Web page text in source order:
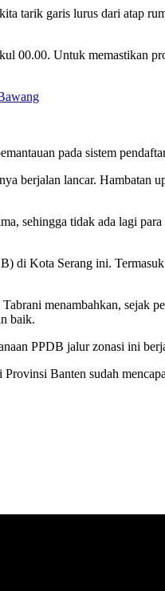
garis lurus dari atap
00.00. Untuk memastikan
pada sistem
berjalan lancar.
sehingga tidak ada lagi
di Kota Serang ini.
menambahkan, sejak
baik.
PPDB jalur zonasi ini
Banten sudah